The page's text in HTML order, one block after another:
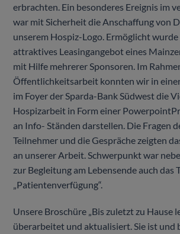
erbrachten. Ein besonderes Ereignis im
war mit Sicherheit die Anschaffung von
unserem Hospiz-Logo. Ermöglicht
attraktives Leasingangebot eines
mit Hilfe mehrerer Sponsoren. Im
Öffentlichkeitsarbeit konnten wir in
im Foyer der Sparda-Bank Südwest die
Hospizarbeit in Form einer
an Info- Ständen darstellen. Die Fragen
Teilnehmer und die Gespräche zeigten
an unserer Arbeit. Schwerpunkt war
zur Begleitung am Lebensende auch das
„Patientenverfügung“.
Unsere Broschüre „Bis zuletzt zu Hause
überarbeitet und aktualisiert. Sie ist und